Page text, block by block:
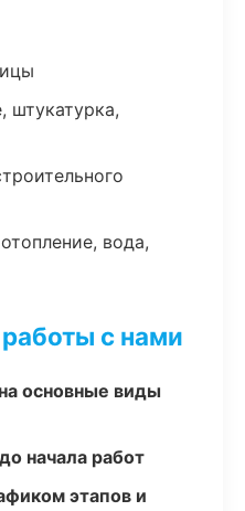
штукатурка,
вода,
с нами
основные виды
начала работ
этапов и